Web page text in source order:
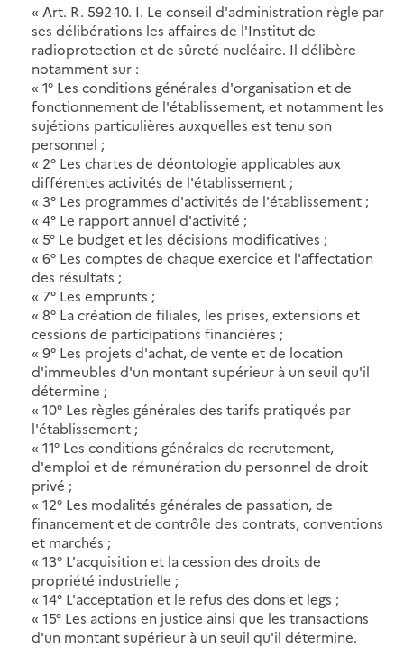
« Art. R. 592-10. I. Le conseil d'administration règle par
ses délibérations les affaires de l'Institut de
radioprotection et de sûreté nucléaire. Il délibère
notamment sur :
« 1° Les conditions générales d'organisation et de
fonctionnement de l'établissement, et notamment les
sujétions particulières auxquelles est tenu son
personnel ;
« 2° Les chartes de déontologie applicables aux
différentes activités de l'établissement ;
« 3° Les programmes d'activités de l'établissement ;
« 4° Le rapport annuel d'activité ;
« 5° Le budget et les décisions modificatives ;
« 6° Les comptes de chaque exercice et l'affectation
des résultats ;
« 7° Les emprunts ;
« 8° La création de filiales, les prises, extensions et
cessions de participations financières ;
« 9° Les projets d'achat, de vente et de location
d'immeubles d'un montant supérieur à un seuil qu'il
détermine ;
« 10° Les règles générales des tarifs pratiqués par
l'établissement ;
« 11° Les conditions générales de recrutement,
d'emploi et de rémunération du personnel de droit
privé ;
« 12° Les modalités générales de passation, de
financement et de contrôle des contrats, conventions
et marchés ;
« 13° L'acquisition et la cession des droits de
propriété industrielle ;
« 14° L'acceptation et le refus des dons et legs ;
« 15° Les actions en justice ainsi que les transactions
d'un montant supérieur à un seuil qu'il détermine.